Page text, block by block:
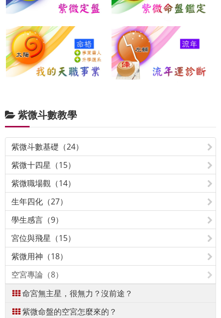
紫微斗數教學
紫微斗數基礎（24）
紫微十四星（15）
紫微職場觀（14）
生年四化（27）
學生感言（9）
宮位與飛星（15）
紫微用神（18）
空宮專論（8）
命宮無主星，很無力？沒前途？
紫微命盤的空宮怎麼來的？